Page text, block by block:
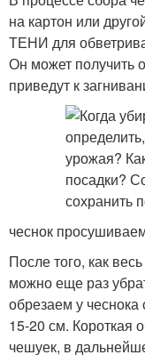
на картон или
ТЕНИ для
Он может получить
приведут к
чеснок
После того, как
можно еще раз
обрезаем у
15-20 см. Короткая
чешуек, в